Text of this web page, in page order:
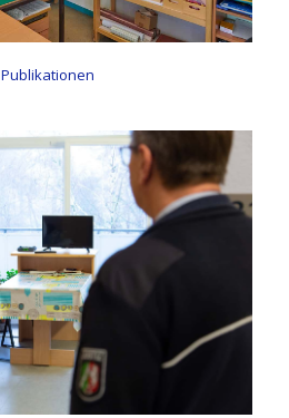
Publikationen